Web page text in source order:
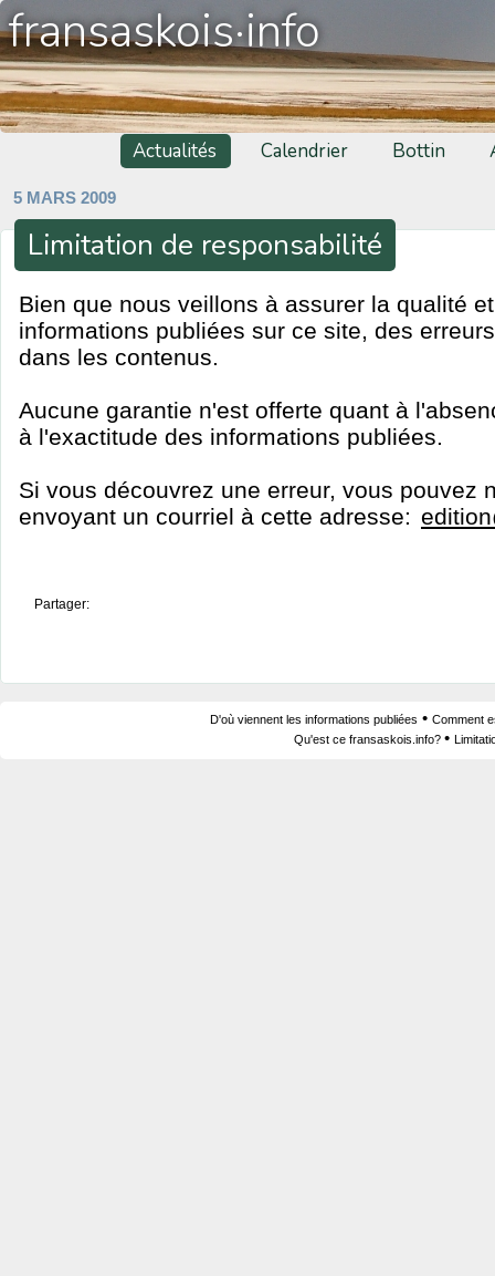
fransaskois·info
Actualités Calendrier Bottin
5 MARS 2009
Limitation de responsabilité
Bien que nous veillons à assurer la qualité
informations publiées sur ce site, des
dans les contenus.
Aucune garantie n'est offerte quant à
à l'exactitude des informations publiées.
Si vous découvrez une erreur, vous pouvez
envoyant un courriel à cette adresse:
Partager:
D'où viennent les informations publiées • Comment
Qu'est ce fransaskois.info? •